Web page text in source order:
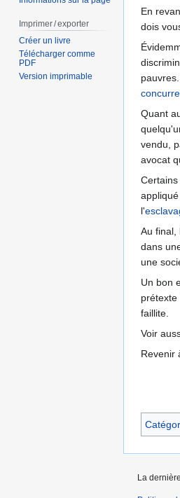
En
dois
Quant
vendu,
avocat
l'
Au final,
dans
une
Un bon
prétexte
faillite.
Voir
Revenir
Imprimer / exporter
Créer un livre
Télécharger comme
PDF
Version imprimable
La